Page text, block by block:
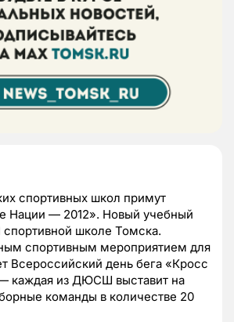
спортивных школ примут
Нации — 2012». Новый учебный
спортивной школе Томска.
спортивным мероприятием для
Всероссийский день бега «Кросс
каждая из ДЮСШ выставит на
команды в количестве 20